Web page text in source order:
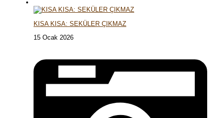
KISA KISA: SEKÜLER ÇIKMAZ
15 Ocak 2026